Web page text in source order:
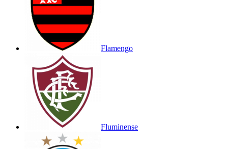
Flamengo
Fluminense